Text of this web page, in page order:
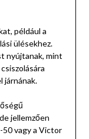
például a
ülésekhez.
nyújtanak, mint
járnának.
jellemzően
vagy a Victor